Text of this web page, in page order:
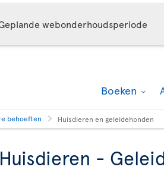
webonderhoudsperiode
Boeken
behoeften Huisdieren en geleidehonden
Huisdieren -